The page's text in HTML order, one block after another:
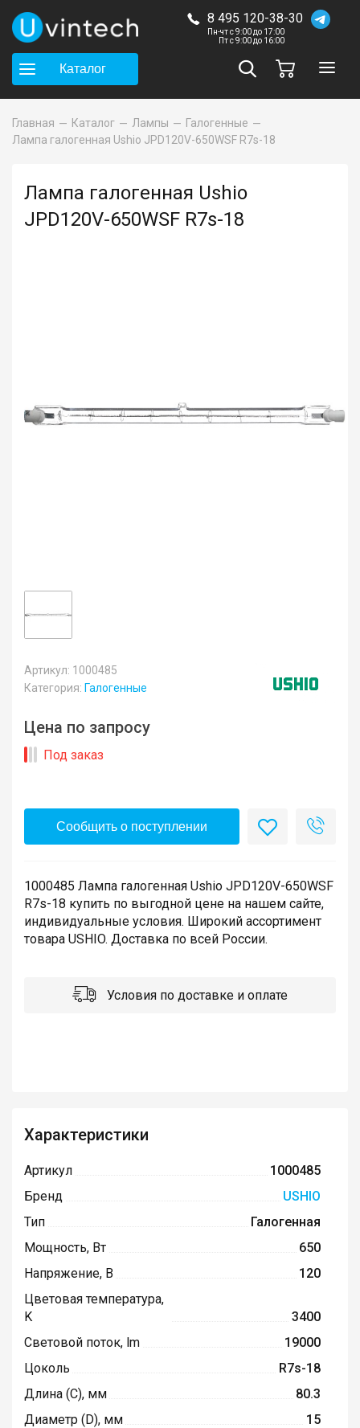
8 495 120-38-30
Пн-чт с 9:00 до 17:00
Пт с 9:00 до 16:00
Каталог
Главная Каталог Лампы
Галогенные
Лампа галогенная Ushio JPD120V-650WSF R7s-18
Лампа галогенная Ushio
JPD120V-650WSF R7s-18
Артикул: 1000485
Категория: Галогенные
Цена по запросу
Под заказ
Сообщить о поступлении
1000485 Лампа галогенная Ushio JPD120V-650WSF
R7s-18 купить по выгодной цене на нашем сайте,
индивидуальные условия. Широкий ассортимент
товара USHIO. Доставка по всей России.
Условия по доставке и оплате
Характеристики
Артикул
1000485
Бренд
USHIO
Тип
Галогенная
Мощность, Вт
650
Напряжение, В
120
Цветовая температура,
K
3400
Световой поток, lm
19000
Цоколь
R7s-18
Длина (C), мм
80.3
Диаметр (D), мм
15